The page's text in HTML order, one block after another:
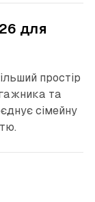
для
простір
та
сімейну